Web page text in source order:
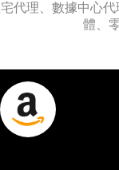
數據中心代理
靜態住宅代理
代理、數據中心
體、